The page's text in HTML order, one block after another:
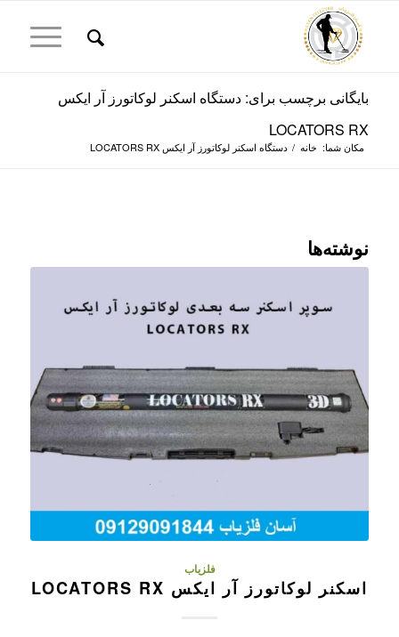
بایگانی برچسب برای: دستگاه اسکنر لوکاتورز آر ایکس
LOCATORS RX
مکان شما: خانه / دستگاه اسکنر لوکاتورز آر ایکس LOCATORS RX
نوشته‌ها
فلزیاب
اسکنر لوکاتورز آر ایکس LOCATORS RX